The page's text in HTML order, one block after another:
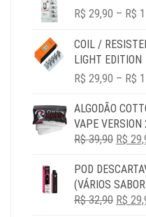
ERA:
R$ 29,90 – R$
COIL /
LIGHT EDITION
R$ 29,90 – R$
ALGODÃO
VAPE VERSION
R$39,90 O
ERA:
R$
R$
POD
(VÁRIOS
R$32,90 OR$